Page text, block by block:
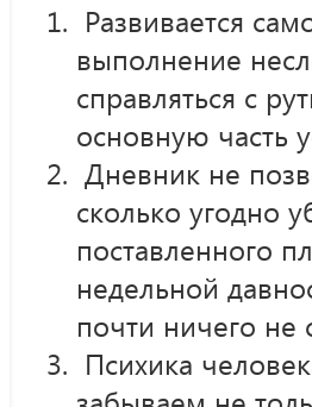
Развивается
выполнение
справляться с
основную часть
Дневник не
сколько угодно
поставленного
недельной
почти ничего не
Психика